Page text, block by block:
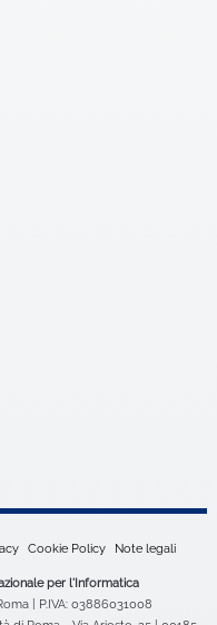
Cookie Policy Note legali
per l'Informatica
| P.IVA: 03886031008